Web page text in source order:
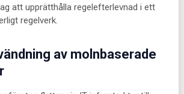
att upprätthålla regelefterlevnad i ett
regelverk.
av molnbaserade